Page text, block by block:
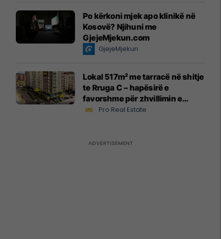
Po kërkoni mjek apo klinikë në
Kosovë? Njihuni me
GjejeMjekun.com
GjejeMjekun
Lokal 517m² me tarracë në shitje
te Rruga C – hapësirë e
favorshme për zhvillimin e
biznesit #15796
Pro Real Estate